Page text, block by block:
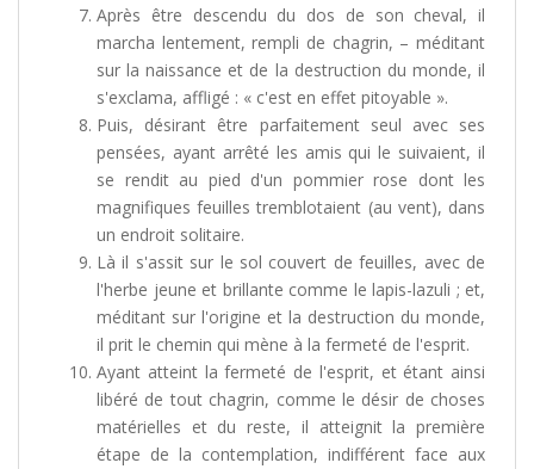
Après être descendu du dos de son cheval, il
marcha lentement, rempli de chagrin, – méditant
sur la naissance et de la destruction du monde, il
s'exclama, affligé : « c'est en effet pitoyable ».
Puis, désirant être parfaitement seul avec ses
pensées, ayant arrêté les amis qui le suivaient, il
se rendit au pied d'un pommier rose dont les
magnifiques feuilles tremblotaient (au vent), dans
un endroit solitaire.
Là il s'assit sur le sol couvert de feuilles, avec de
l'herbe jeune et brillante comme le lapis-lazuli ; et,
méditant sur l'origine et la destruction du monde,
il prit le chemin qui mène à la fermeté de l'esprit.
Ayant atteint la fermeté de l'esprit, et étant ainsi
libéré de tout chagrin, comme le désir de choses
matérielles et du reste, il atteignit la première
étape de la contemplation, indifférent face aux